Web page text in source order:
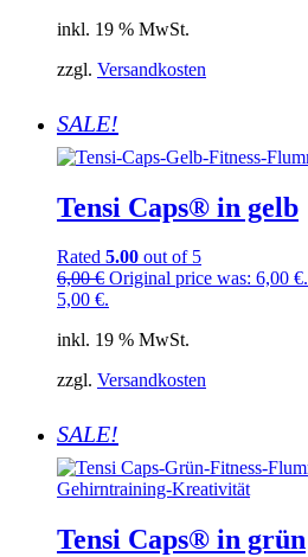
inkl. 19 % MwSt.
zzgl. Versandkosten
SALE!
Tensi Caps® in gelb
Rated 5.00 out of 5
6,00€ Original price was: 6,00 €.
5,00 €.
inkl. 19 % MwSt.
zzgl. Versandkosten
SALE!
Tensi Caps® in grün